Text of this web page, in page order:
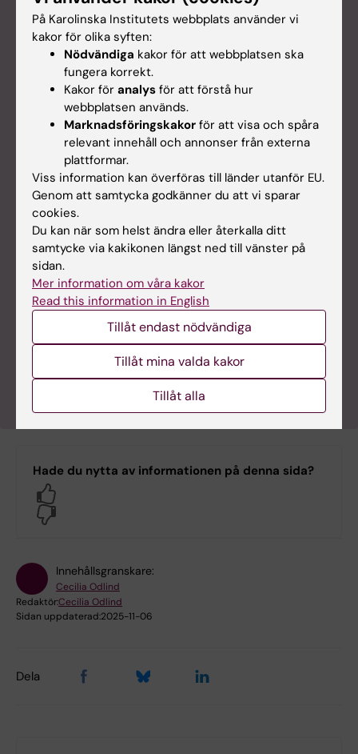
Podd: Vem behöver vitamintillskott?
Vitaminer är livsnödvändiga ämnen som vi inte kan
bilda själva. Därför kan vi behöva ta tillskott i vissa
situationer. Susanne Rautiainen Lagerström är
nutritionist och forskare och enligt henne är det
allmänna rådet ganska enkelt: Ät varierat!
Hade du nytta av informationen på denna sida?
Innehållsgranskare:
Cecilia Odlind
Redaktör:Cecilia Odlind
Sidan uppdaterad:2025-11-06
Dela
På Karolinska Institutets webbplats använder vi
kakor för olika syften:
Nödvändiga kakor för att webbplatsen ska
fungera korrekt.
Kakor för analys för att förstå hur
webbplatsen används.
Marknadsföringskakor för att visa och spåra
relevant innehåll och annonser från externa
plattformar.
Viss information kan överföras till länder utanför EU.
Genom att samtycka godkänner du att vi sparar
cookies.
Du kan när som helst ändra eller återkalla ditt
samtycke via kakikonen längst ned till vänster på
sidan.
Mer information om våra kakor
Read this information in English
Tillåt endast nödvändiga
Tillåt mina valda kakor
Tillåt alla